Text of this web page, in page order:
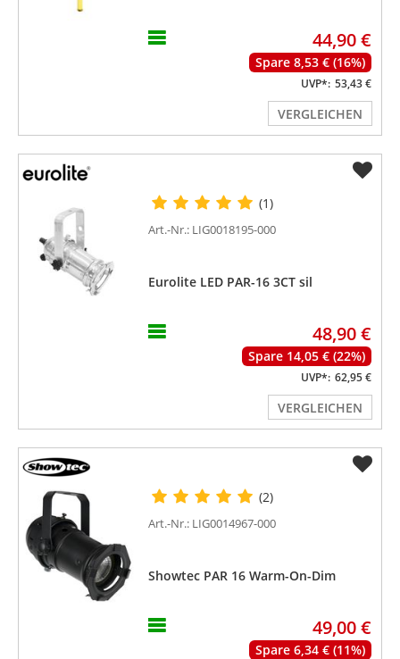
44,90 €
Spare 8,53 € (16%)
UVP*: 53,43 €
VERGLEICHEN
(1)
Art.-Nr.: LIG0018195-000
Eurolite LED PAR-16 3CT sil
48,90 €
Spare 14,05 € (22%)
UVP*: 62,95 €
VERGLEICHEN
(2)
Art.-Nr.: LIG0014967-000
Showtec PAR 16 Warm-On-Dim
49,00 €
Spare 6,34 € (11%)